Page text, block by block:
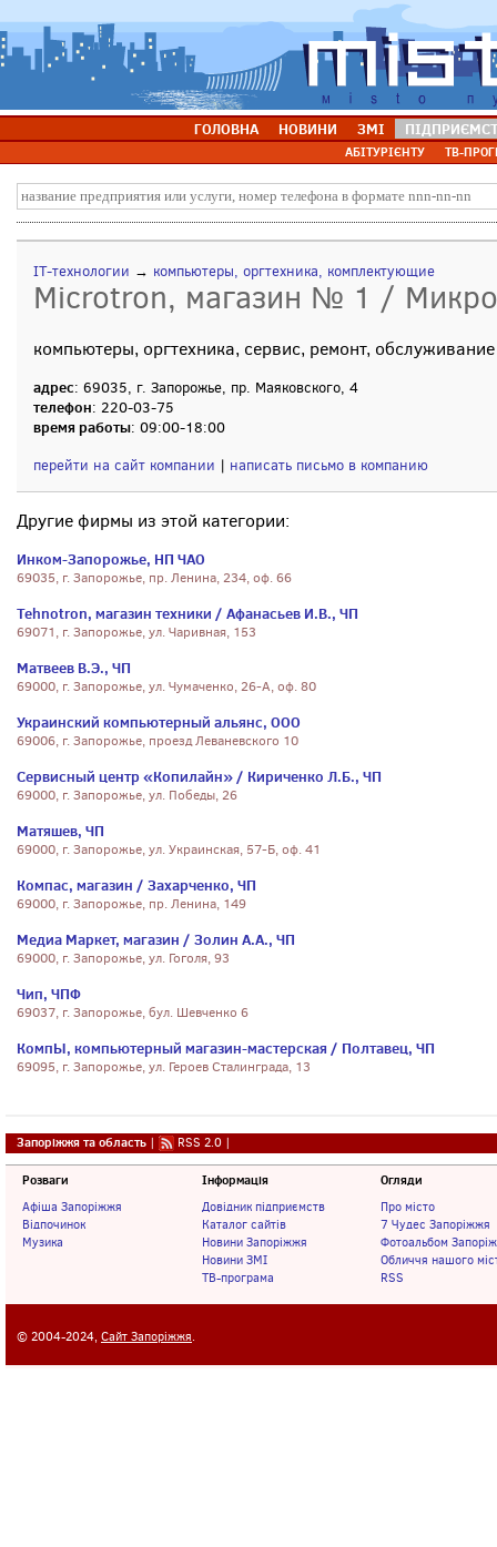
ГОЛОВНА НОВИНИ ЗМІ
АБІТУРІЄНТУ ТВ-
IT-технологии → компьютеры, оргтехника, комплектующие
Microtron, магазин № 1 /
компьютеры, оргтехника, сервис, ремонт, обслуживание
адрес: 69035, г. Запорожье, пр. Маяковского, 4
телефон: 220-03-75
время работы: 09:00-18:00
перейти на сайт компании | написать письмо в компанию
Другие фирмы из этой категории:
Инком-Запорожье, НП ЧАО
69035, г. Запорожье, пр. Ленина, 234, оф. 66
Tehnotron, магазин техники / Афанасьев И.В., ЧП
69071, г. Запорожье, ул. Чаривная, 153
Матвеев В.Э., ЧП
69000, г. Запорожье, ул. Чумаченко, 26-А, оф. 80
Украинский компьютерный альянс, ООО
69006, г. Запорожье, проезд Леваневского 10
Сервисный центр «Копилайн» / Кириченко Л.Б., ЧП
69000, г. Запорожье, ул. Победы, 26
Матяшев, ЧП
69000, г. Запорожье, ул. Украинская, 57-Б, оф. 41
Компас, магазин / Захарченко, ЧП
69000, г. Запорожье, пр. Ленина, 149
Медиа Маркет, магазин / Золин А.А., ЧП
69000, г. Запорожье, ул. Гоголя, 93
Чип, ЧПФ
69037, г. Запорожье, бул. Шевченко 6
КомпЫ, компьютерный магазин-мастерская / Полтавец, ЧП
69095, г. Запорожье, ул. Героев Сталинграда, 13
Запоріжжя та область | RSS 2.0 |
Розваги
Афіша Запоріжжя
Відпочинок
Музика
Інформація
Довідник підприємств
Каталог сайтів
Новини Запоріжжя
Новини ЗМІ
ТВ-програма
Огляди
Про місто
7 Чудес Запоріжжя
Фотоальбом
Обличчя нашого
RSS
© 2004-2024, Сайт Запоріжжя.